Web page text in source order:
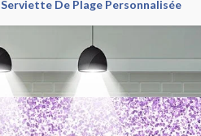
Serviette De Plage Personnalisée